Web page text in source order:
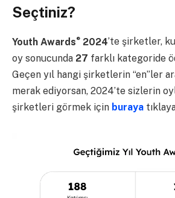
Seçtiniz?
Youth Awards® 2024’te şirketler,
oy sonucunda 27 farklı kategoride
Geçen yıl hangi şirketlerin “en”ler
merak ediyorsan, 2024’te sizlerin
şirketleri görmek için buraya